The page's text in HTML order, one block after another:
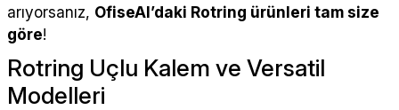
arıyorsanız, OfiseAl’daki Rotring ürünleri tam size
göre!
Rotring Uçlu Kalem ve Versatil
Modelleri